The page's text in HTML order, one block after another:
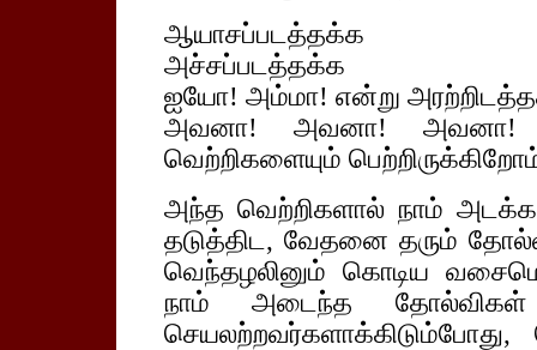
ஆயாசப்படத்தக்க
அச்சப்படத்தக்க
ஐயோ! அம்மா! என்று
அவனா! அவனா!
வெற்றிகளையும்
அந்த வெற்றிகளால் நாம்
தடுத்திட, வேதனை தரும்
வெந்தழலினும் கொடிய
நாம் அடைந்த